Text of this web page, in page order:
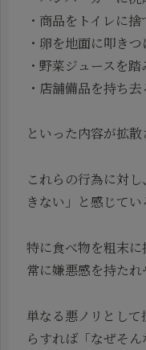
・商品をトイレに捨
・卵を地面に叩きつ
・野菜ジュースを踏
・店舗備品を持ち去
といった内容が拡散
これらの行為に対
きない」と感じてい
特に食べ物を粗末
常に嫌悪感を持たれ
単なる悪ノリとし
らすれば「なぜそ